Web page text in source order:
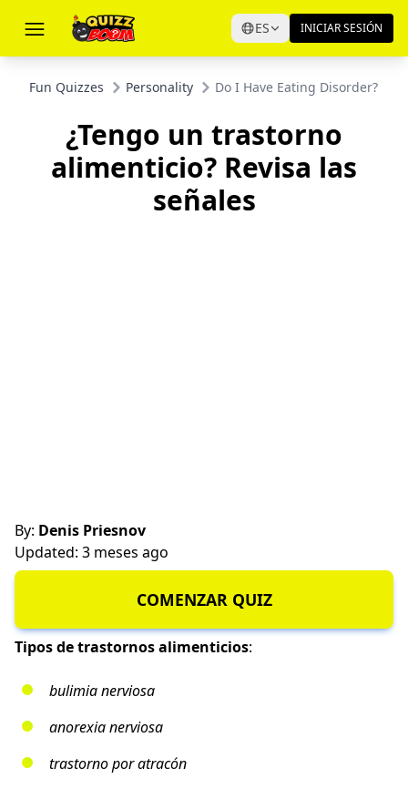
ES INICIAR SESIÓN
Fun Quizzes Personality Do I Have Eating Disorder?
¿Tengo un trastorno
alimenticio? Revisa las
señales
By: Denis Priesnov
Updated: 3 meses ago
COMENZAR QUIZ
Tipos de trastornos alimenticios:
bulimia nerviosa
anorexia nerviosa
trastorno por atracón